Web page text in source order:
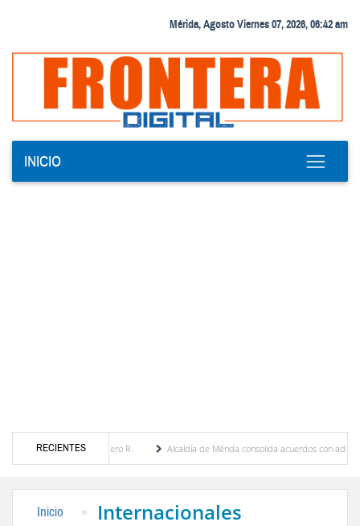
Mérida, Agosto Viernes 07, 2026, 06:42 am
INICIO
RECIENTES
Febres Cordero R.
Alcaldía de Mérida consolida acuerdos con adjudicatarios del
Inicio Internacionales